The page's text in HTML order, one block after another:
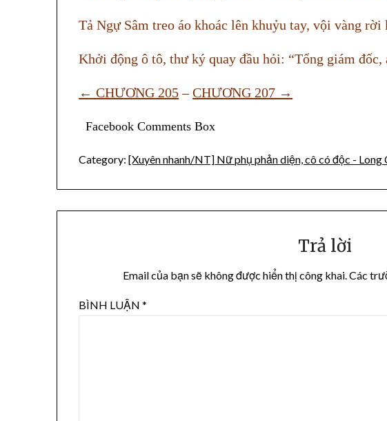
Tả Ngự Sâm treo áo khoác lên khuỷu tay, vội vàng rời
Khởi động ô tô, thư ký quay đầu hỏi: “Tổng giám
← CHƯƠNG 205–CHƯƠNG 207 →
Facebook Comments Box
Category: [Xuyên nhanh/NT] Nữ phụ phản diện, cô có độc - Long
Trả lời
Email của bạn sẽ không được hiển thị công khai.Các
BÌNH LUẬN*